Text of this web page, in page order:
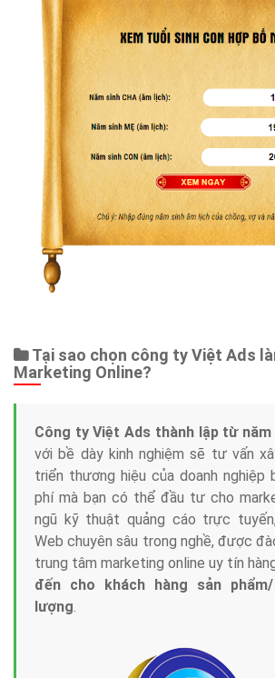
Tại sao chọn công ty Việt Ads
Marketing Online?
Công ty Việt Ads thành lập từ năm
với bề dày kinh nghiệm sẽ tư vấn
triển thương hiệu của doanh nghiệp
phí mà bạn có thể đầu tư cho
ngũ kỹ thuật quảng cáo trực
Web chuyên sâu trong nghề, được
trung tâm marketing online uy tín
đến cho khách hàng sản
lượng.